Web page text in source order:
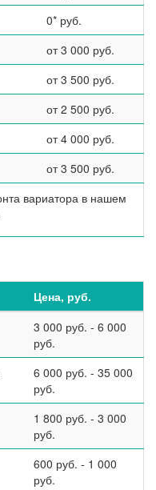
0* руб.
от 3 000 руб.
от 3 500 руб.
от 2 500 руб.
от 4 000 руб.
от 3 500 руб.
вариатора в нашем
Цена, руб.
3 000 руб. - 6 000
руб.
6 000 руб. - 35 000
руб.
1 800 руб. - 3 000
руб.
600 руб. - 1 000
руб.